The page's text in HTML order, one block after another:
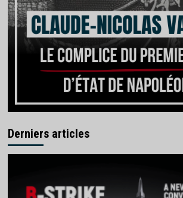
Derniers articles